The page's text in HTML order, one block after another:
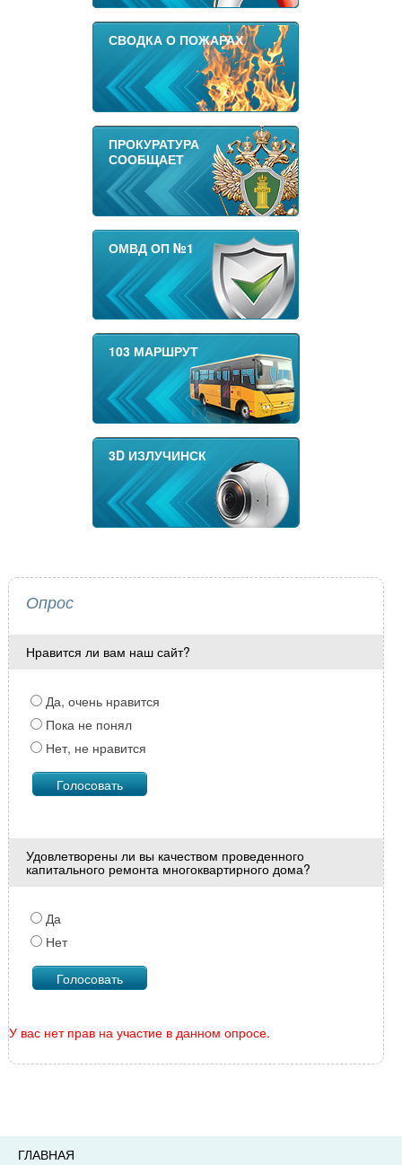
СВОДКА О ПОЖАРАХ
ПРОКУРАТУРА
СООБЩАЕТ
ОМВД ОП №1
103 МАРШРУТ
3D ИЗЛУЧИНСК
Опрос
Нравится ли вам наш сайт?
Да, очень нравится
Пока не понял
Нет, не нравится
Удовлетворены ли вы качеством проведенного
капитального ремонта многоквартирного дома?
Да
Нет
У вас нет прав на участие в данном опросе.
ГЛАВНАЯ